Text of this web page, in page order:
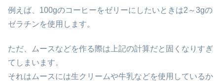
例えば、100gのコーヒーをゼリーにしたいときは2～3gの
ゼラチンを使用します。
ただ、ムースなどを作る際は上記の計算だと固くなりすぎ
てしまいます。
それはムースには生クリームや牛乳などを使用しているか